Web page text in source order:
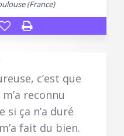
(France)
c’est que
reconnu
si ça n’a duré
fait du bien.